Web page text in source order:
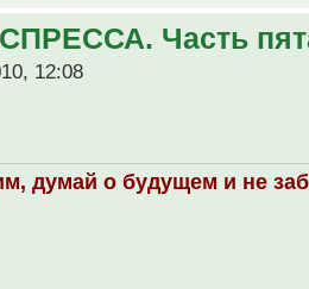
Часть
12:08
думай о будущем и не